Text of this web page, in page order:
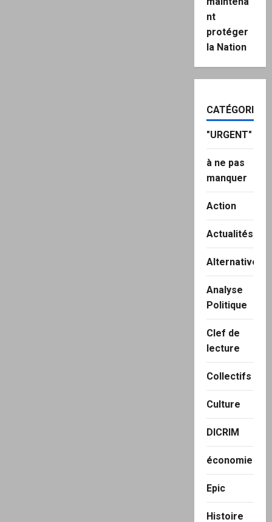
nt
protéger
la Nation
CATÉGORIES
"URGENT"
à ne pas
manquer
Action
Actualités
Alternatives
Analyse
Politique
Clef de
lecture
Collectifs
Culture
DICRIM
économie
Epic
Histoire